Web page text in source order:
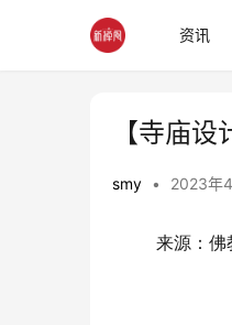
资讯
【寺庙
smy • 2023年
来源：佛